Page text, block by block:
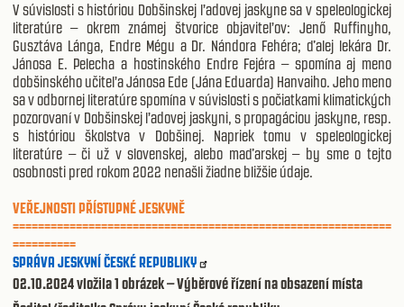
V súvislosti s históriou Dobšinskej ľadovej jaskyne sa v speleologickej
literatúre – okrem známej štvorice objaviteľov: Jenő Ruffinyho,
Gusztáva Lánga, Endre Mégu a Dr. Nándora Fehéra; ďalej lekára Dr.
Jánosa E. Pelecha a hostinského Endre Fejéra – spomína aj meno
dobšinského učiteľa Jánosa Ede (Jána Eduarda) Hanvaiho. Jeho meno
sa v odbornej literatúre spomína v súvislosti s počiatkami klimatických
pozorovaní v Dobšinskej ľadovej jaskyni, s propagáciou jaskyne, resp.
s históriou školstva v Dobšinej. Napriek tomu v speleologickej
literatúre – či už v slovenskej, alebo maďarskej – by sme o tejto
osobnosti pred rokom 2022 nenašli žiadne bližšie údaje.
VEŘEJNOSTI PŘÍSTUPNÉ JESKYNĚ
============================================================
==========
SPRÁVA JESKYNÍ ČESKÉ REPUBLIKY
02.10.2024 vložila 1 obrázek – Výběrové řízení na obsazení místa